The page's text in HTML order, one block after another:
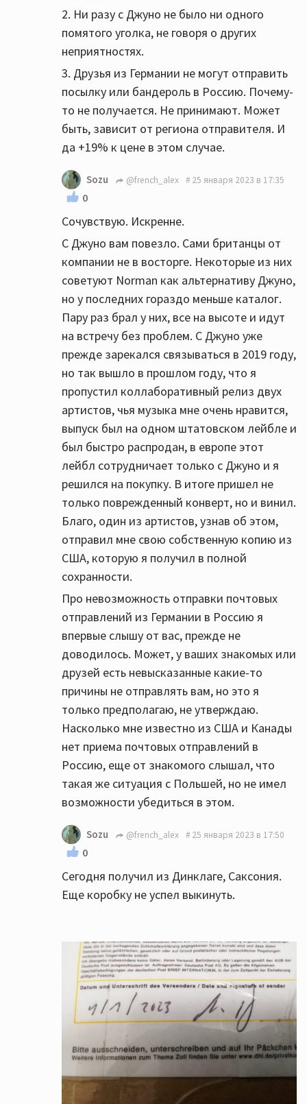
2. Ни разу с Джуно не было ни одного
помятого уголка, не говоря о других
неприятностях.
3. Друзья из Германии не могут отправить
посылку или бандероль в Россию. Почему-
то не получается. Не принимают. Может
быть, зависит от региона отправителя. И
да +19% к цене в этом случае.
Sozu @french_alex 25 января 2023 в 17:35
0
Сочувствую. Искренне.
С Джуно вам повезло. Сами британцы от
компании не в восторге. Некоторые из них
советуют Norman как альтернативу Джуно,
но у последних гораздо меньше каталог.
Пару раз брал у них, все на высоте и идут
на встречу без проблем. С Джуно уже
прежде зарекался связываться в 2019 году,
но так вышло в прошлом году, что я
пропустил коллаборативный релиз двух
артистов, чья музыка мне очень нравится,
выпуск был на одном штатовском лейбле и
был быстро распродан, в европе этот
лейбл сотрудничает только с Джуно и я
решился на покупку. В итоге пришел не
только поврежденный конверт, но и винил.
Благо, один из артистов, узнав об этом,
отправил мне свою собственную копию из
США, которую я получил в полной
сохранности.
Про невозможность отправки почтовых
отправлений из Германии в Россию я
впервые слышу от вас, прежде не
доводилось. Может, у ваших знакомых или
друзей есть невысказанные какие-то
причины не отправлять вам, но это я
только предполагаю, не утверждаю.
Насколько мне известно из США и Канады
нет приема почтовых отправлений в
Россию, еще от знакомого слышал, что
такая же ситуация с Польшей, но не имел
возможности убедиться в этом.
Sozu @french_alex 25 января 2023 в 17:50
0
Сегодня получил из Динклаге, Саксония.
Еще коробку не успел выкинуть.